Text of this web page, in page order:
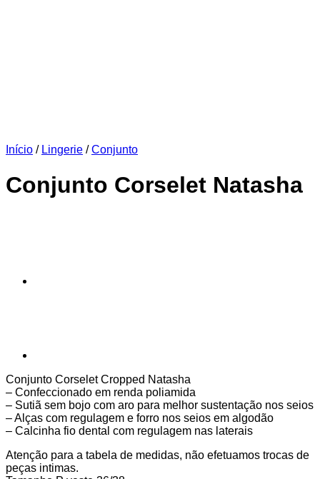
Início / Lingerie / Conjunto
Conjunto Corselet Natasha
Conjunto Corselet Cropped Natasha
– Confeccionado em renda poliamida
– Sutiã sem bojo com aro para melhor sustentação nos seios
– Alças com regulagem e forro nos seios em algodão
– Calcinha fio dental com regulagem nas laterais
Atenção para a tabela de medidas, não efetuamos trocas de
peças intimas.